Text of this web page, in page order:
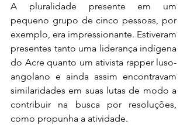
A pluralidade presente em um
pequeno grupo de cinco pessoas, por
exemplo, era impressionante. Estiveram
presentes tanto uma liderança indígena
do Acre quanto um ativista rapper luso-
angolano e ainda assim encontravam
similaridades em suas lutas de modo a
contribuir na busca por resoluções,
como propunha a atividade.